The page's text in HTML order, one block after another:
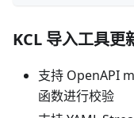
KCL 导入工具更
支持 OpenAPI
函数进行校验